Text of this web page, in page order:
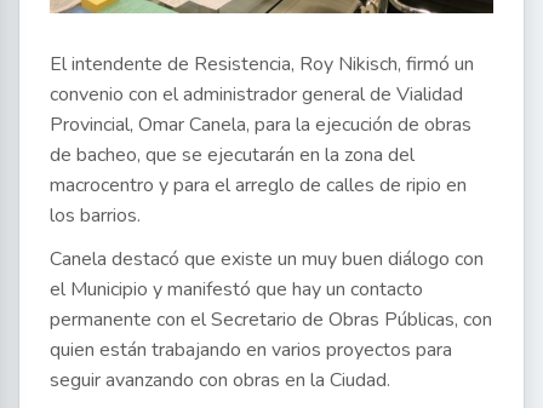
El intendente de Resistencia, Roy Nikisch, firmó un
convenio con el administrador general de Vialidad
Provincial, Omar Canela, para la ejecución de obras
de bacheo, que se ejecutarán en la zona del
macrocentro y para el arreglo de calles de ripio en
los barrios.
Canela destacó que existe un muy buen diálogo con
el Municipio y manifestó que hay un contacto
permanente con el Secretario de Obras Públicas, con
quien están trabajando en varios proyectos para
seguir avanzando con obras en la Ciudad.